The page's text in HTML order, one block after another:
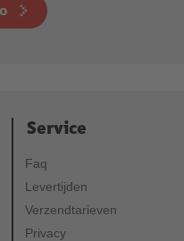
Service
Faq
Levertijden
Verzendtarieven
Privacy